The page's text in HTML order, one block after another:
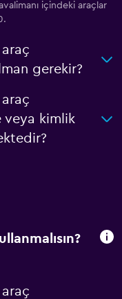
içindeki araçlar
gerekir?
veya kimlik